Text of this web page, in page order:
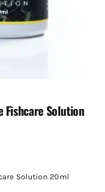
Fishcare Solution
Solution 20ml